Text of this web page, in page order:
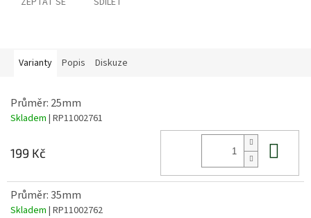
Varianty Popis Diskuze
Průměr: 25mm
Skladem | RP11002761
199 Kč
Průměr: 35mm
Skladem | RP11002762